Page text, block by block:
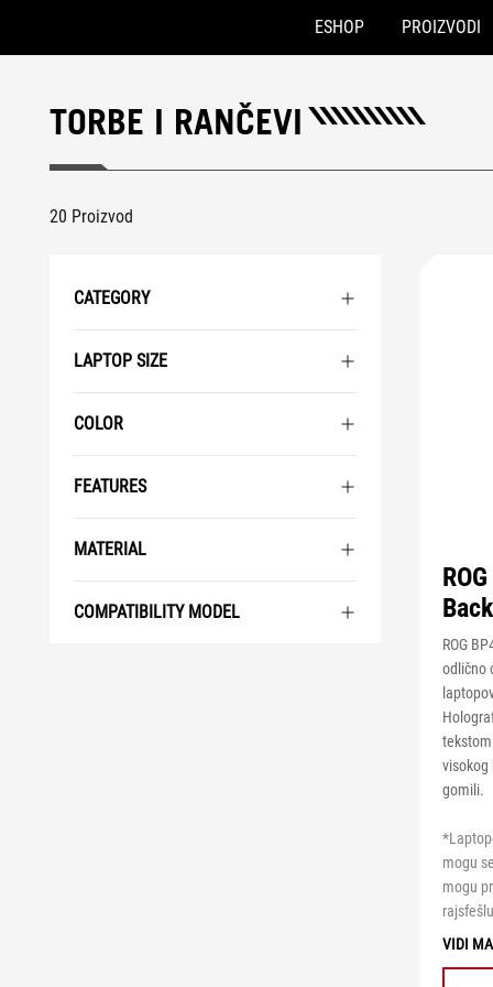
Accessibility links
ESHOP PROIZVODI
TORBE I RANČEVI
20 Proizvod
CATEGORY
LAPTOP SIZE
COLOR
FEATURES
MATERIAL
COMPATIBILITY MODEL
ROG
odlično
visokog
gomili.
mogu
mogu
VIDI